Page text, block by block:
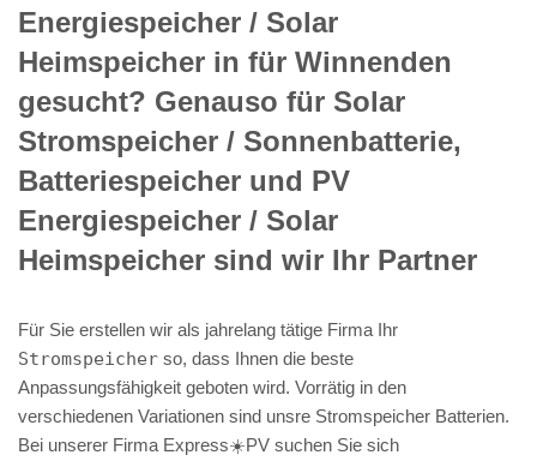
Energiespeicher / Solar
Heimspeicher in für Winnenden
gesucht? Genauso für Solar
Stromspeicher / Sonnenbatterie,
Batteriespeicher und PV
Energiespeicher / Solar
Heimspeicher sind wir Ihr Partner
Für Sie erstellen wir als jahrelang tätige Firma Ihr
Stromspeicher so, dass Ihnen die beste
Anpassungsfähigkeit geboten wird. Vorrätig in den
verschiedenen Variationen sind unsre Stromspeicher Batterien.
Bei unserer Firma Express☀️PV️ suchen Sie sich